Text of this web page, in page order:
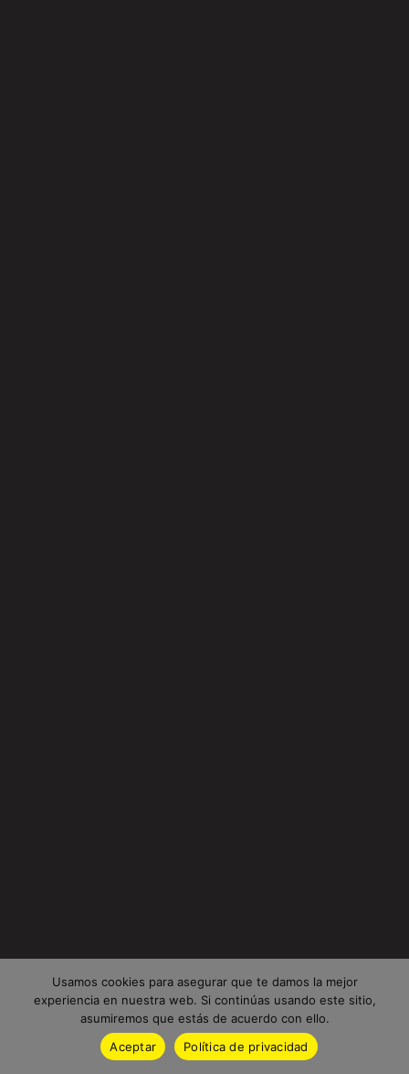
Usamos cookies para asegurar que te damos la mejor
experiencia en nuestra web. Si continúas usando este sitio,
asumiremos que estás de acuerdo con ello.
Aceptar
Política de privacidad